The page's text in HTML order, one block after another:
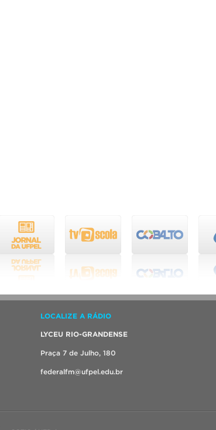
LOCALIZE A RÁDIO
LYCEU RIO-GRANDENSE
Praça 7 de Julho, 180
federalfm@ufpel.edu.br